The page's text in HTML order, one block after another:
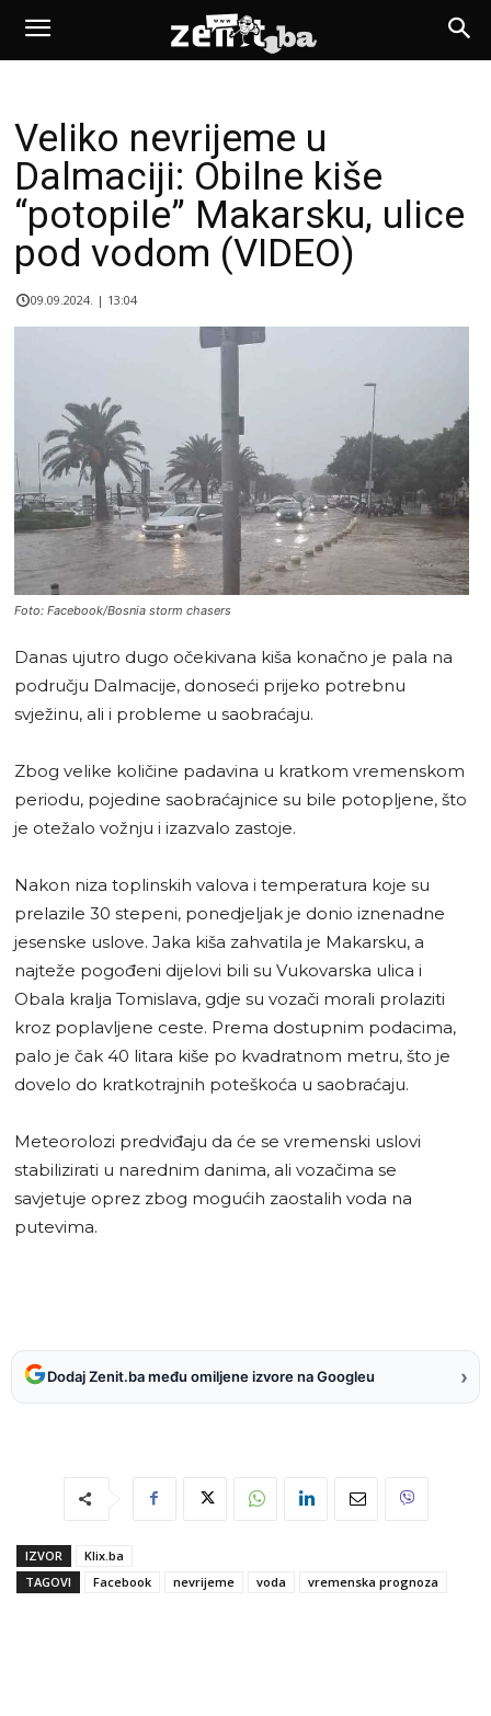
Veliko nevrijeme u
Dalmaciji: Obilne kiše
“potopile” Makarsku, ulice
pod vodom (VIDEO)
09.09.2024. | 13:04
Foto: Facebook/Bosnia storm chasers
Danas ujutro dugo očekivana kiša konačno je pala na
području Dalmacije, donoseći prijeko potrebnu
svježinu, ali i probleme u saobraćaju.
Zbog velike količine padavina u kratkom vremenskom
periodu, pojedine saobraćajnice su bile potopljene, što
je otežalo vožnju i izazvalo zastoje.
Nakon niza toplinskih valova i temperatura koje su
prelazile 30 stepeni, ponedjeljak je donio iznenadne
jesenske uslove. Jaka kiša zahvatila je Makarsku, a
najteže pogođeni dijelovi bili su Vukovarska ulica i
Obala kralja Tomislava, gdje su vozači morali prolaziti
kroz poplavljene ceste. Prema dostupnim podacima,
palo je čak 40 litara kiše po kvadratnom metru, što je
dovelo do kratkotrajnih poteškoća u saobraćaju.
Meteorolozi predviđaju da će se vremenski uslovi
stabilizirati u narednim danima, ali vozačima se
savjetuje oprez zbog mogućih zaostalih voda na
putevima.
Dodaj Zenit.ba među omiljene izvore na Googleu ›
IZVOR
Klix.ba
TAGOVI
Facebook nevrijeme voda vremenska prognoza